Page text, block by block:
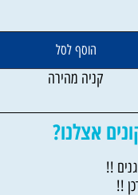
הוסף לסל
קניה מהירה
אצלנו?
!!
!!